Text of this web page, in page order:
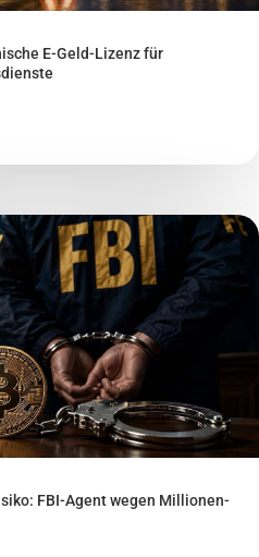
E-Geld-Lizenz für
FBI-Agent wegen Millionen-